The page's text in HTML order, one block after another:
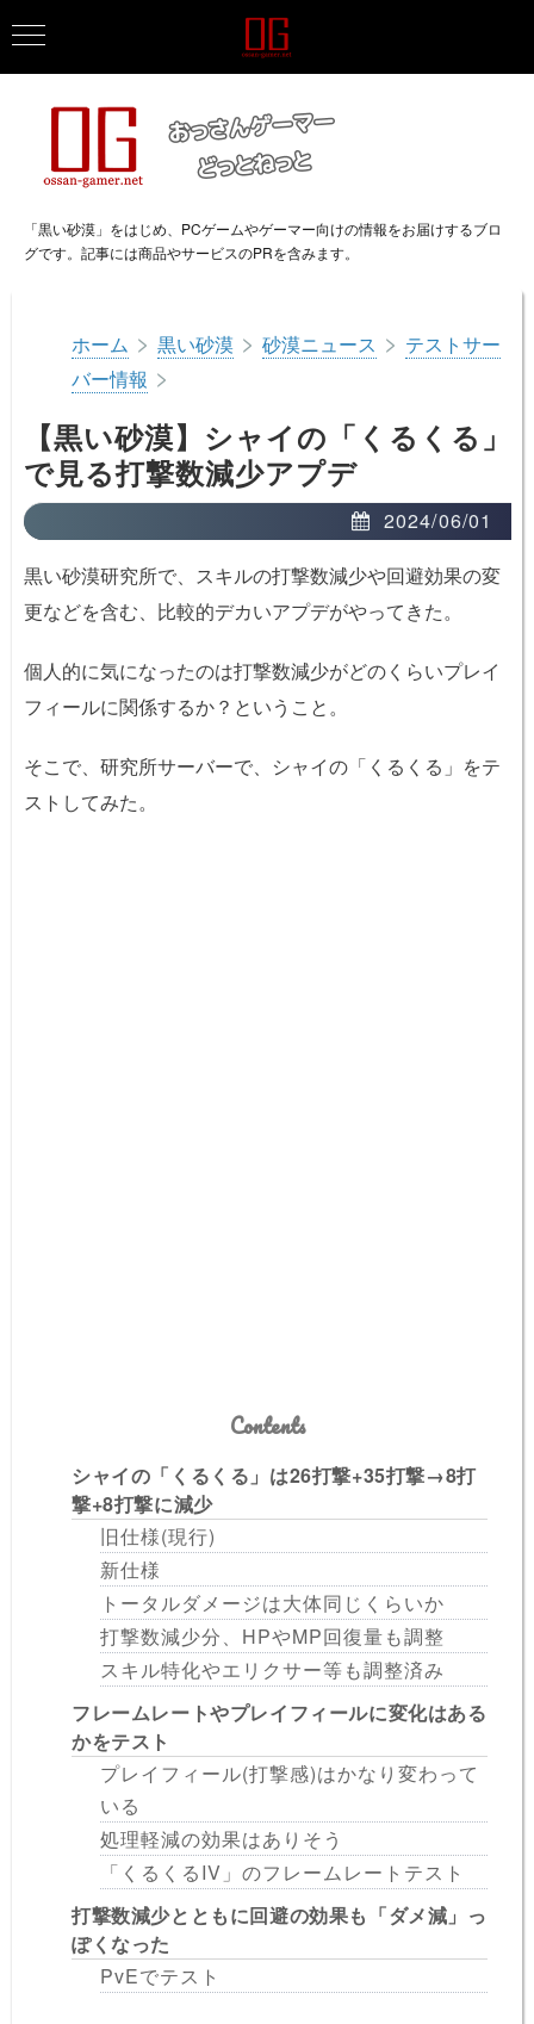
「黒い砂漠」をはじめ、PCゲームやゲーマー向けの情報をお届けするブロ
グです。記事には商品やサービスのPRを含みます。
ホーム > 黒い砂漠 > 砂漠ニュース > テストサー
バー情報 >
【黒い砂漠】シャイの「くるくる」
で見る打撃数減少アプデ
2024/06/01
黒い砂漠研究所で、スキルの打撃数減少や回避効果の変
更などを含む、比較的デカいアプデがやってきた。
個人的に気になったのは打撃数減少がどのくらいプレイ
フィールに関係するか？ということ。
そこで、研究所サーバーで、シャイの「くるくる」をテ
ストしてみた。
Contents
シャイの「くるくる」は26打撃+35打撃→8打
撃+8打撃に減少
旧仕様(現行)
新仕様
トータルダメージは大体同じくらいか
打撃数減少分、HPやMP回復量も調整
スキル特化やエリクサー等も調整済み
フレームレートやプレイフィールに変化はある
かをテスト
プレイフィール(打撃感)はかなり変わって
いる
処理軽減の効果はありそう
「くるくるIV」のフレームレートテスト
打撃数減少とともに回避の効果も「ダメ減」っ
ぽくなった
PvEでテスト